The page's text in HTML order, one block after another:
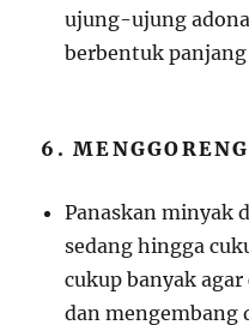
ujung-ujung
berbentuk panjang
6.
Panaskan minyak
sedang hingga
cukup banyak
dan mengembang